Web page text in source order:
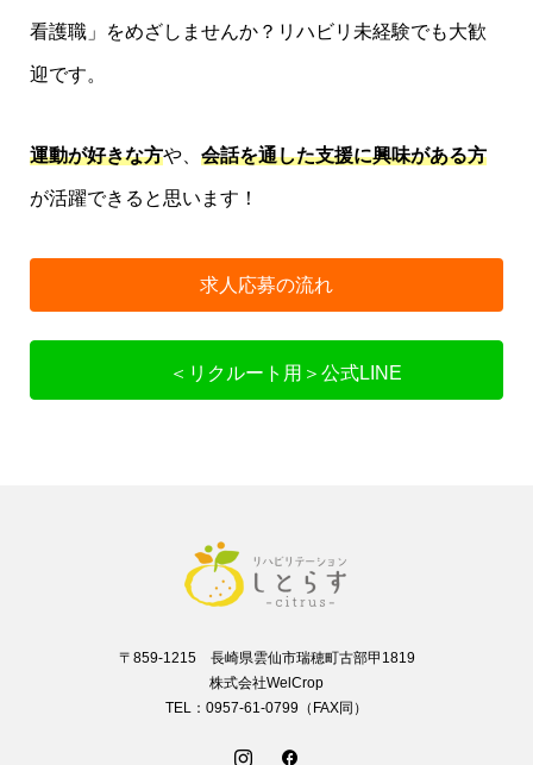
看護職」をめざしませんか？リハビリ未経験でも大歓
迎です。
運動が好きな方や、 会話を通した支援に興味がある方
が活躍できると思います！
求人応募の流れ
＜リクルート用＞公式LINE
〒859-1215 長崎県雲仙市瑞穂町古部甲1819
株式会社WelCrop
TEL：0957-61-0799（FAX同）